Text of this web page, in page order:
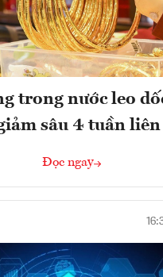
trong nước leo
sâu 4 tuần
Đọc ngay